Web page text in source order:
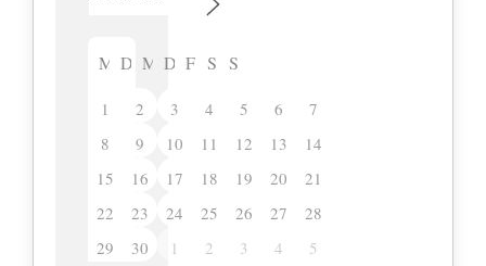
M D M D F S S
1 2 3 4 5 6
7
8
9 10 11 12 13
14
15
16 17 18 19 20
21
22
23 24 25 26 27
28
29
30 1 2 3 4 5